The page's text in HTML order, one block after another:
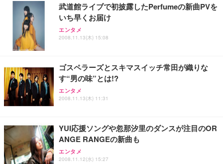
レスト 3Dヘッドレスト ハンガー付き 高反発クッシ
ョン PCチェア 通気性メッシュ ゲーミング/勉強/事
務用 おしゃれ パソコンチェア (ホワイト)
￥7,680
ANDWINT オフィスチェア デスクチェア 肘なし メ
ト 幅52×奥行58.5×高さ84～96cm テレワーク 在宅
勤務 ブラック
￥4,139
応 ComfortView ビジネス向け
￥15,800
【MiniLED/24.5inch/280Hz/FHD】GRAPHT THE S
像低減 (3年保証 | 輝点保証 | 日本メーカー)
￥34,980
￥3,670
アイリスオーヤマ ペットシーツ 超厚型 お徳用 レギ
￥3,731
武道館ライブで初披露したPerfumeの新曲PVを
いち早くお届け
エンタメ
2008.11.13(木) 15:08
ゴスペラーズとスキマスイッチ常田が織りな
す“男の味”とは!?
エンタメ
2008.11.13(木) 11:31
YUI応援ソングや忽那汐里のダンスが注目のOR
ANGE RANGEの新曲も
エンタメ
2008.11.12(水) 15:27